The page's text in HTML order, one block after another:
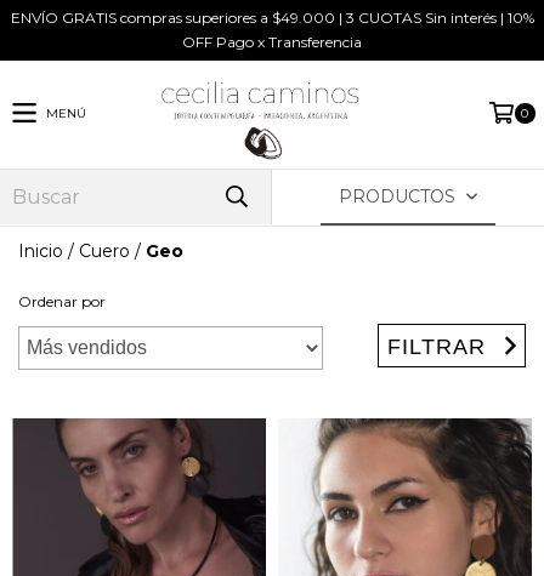
ENVÍO GRATIS compras superiores a $49.000 | 3 CUOTAS Sin interés | 10%
OFF Pago x Transferencia
MENÚ 0
PRODUCTOS
Inicio / Cuero / Geo
Ordenar por
FILTRAR